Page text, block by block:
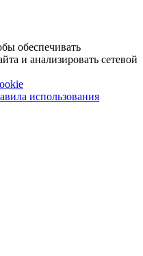
обеспечивать
и анализировать сетевой
использования